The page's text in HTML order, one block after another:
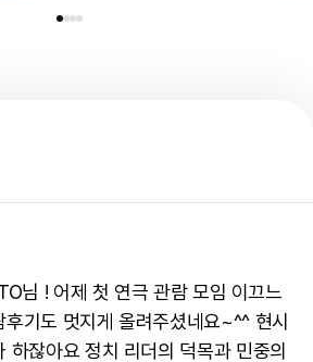
님 ! 어제 첫 연극 관람 모임 이끄느
기도 멋지게 올려주셨네요~^^ 현시
하잖아요 정치 리더의 덕목과 민중의